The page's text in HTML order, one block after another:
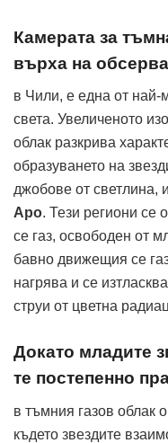
Камерата за
върха на
в Чили, е една от
света. Увеличеното
облак разкрива
образуването на
джобове от светлина,
Аро. Тези региони се
се газ, освободен от
бавно движещия се
нагрява и се
струи от цветна
Докато младите
те постепенно
в тъмния газов облак
където звездите